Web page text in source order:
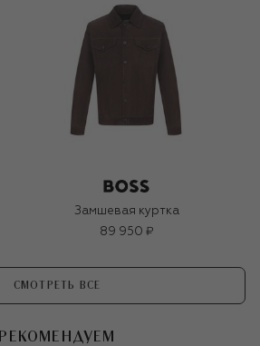
Замшевая куртка
89 950 ₽
СМОТРЕТЬ ВСЕ
РЕКОМЕНДУЕМ